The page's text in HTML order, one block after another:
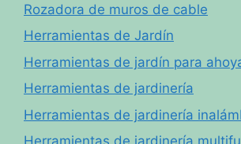
Rozadora de muros de cable
Herramientas de Jardín
Herramientas de jardín para
Herramientas de jardinería
Herramientas de jardinería
Herramientas de jardinería